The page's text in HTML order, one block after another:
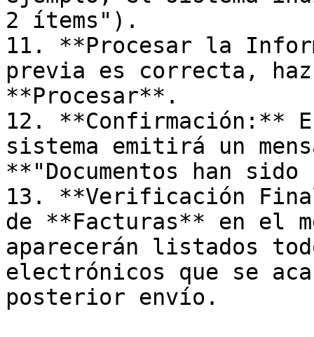
2 ítems").
11. **Procesar la
previa es correcta,
**Procesar**.
12. **Confirmación:**
sistema emitirá un
**"Documentos han
13. **Verificación
de **Facturas** en el
aparecerán listados
electrónicos que se